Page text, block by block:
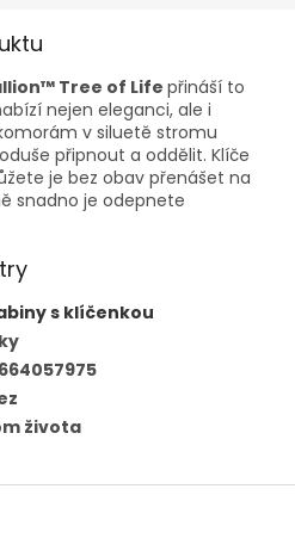
Tree of Life přináší to
nejen eleganci, ale i
v siluetě stromu
připnout a oddělit. Klíče
je bez obav přenášet na
snadno je odepnete
s klíčenkou
života